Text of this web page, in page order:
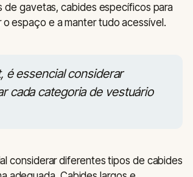
de gavetas, cabides específicos para
o espaço e a manter tudo acessível.
é essencial considerar
cada categoria de vestuário
considerar diferentes tipos de cabides